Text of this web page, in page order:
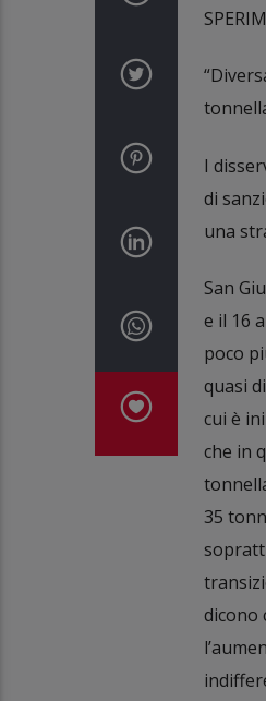
I
di
una
San
e il 16
poco
quasi
cui è
che in
35
dicono